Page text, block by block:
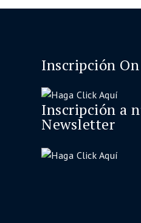
Inscripción
Inscripción a
Newsletter